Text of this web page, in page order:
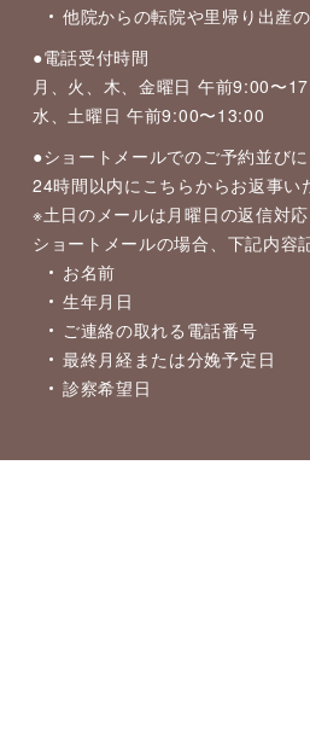
他院からの転院や里帰り出産
●電話受付時間
月、火、木、金曜日 午前9:00〜
水、土曜日 午前9:00〜13:00
●ショートメールでのご予約並びに
24時間以内にこちらからお返事い
※土日のメールは月曜日の返信対応
ショートメールの場合、下記内容
お名前
生年月日
ご連絡の取れる電話番号
最終月経または分娩予定日
診察希望日